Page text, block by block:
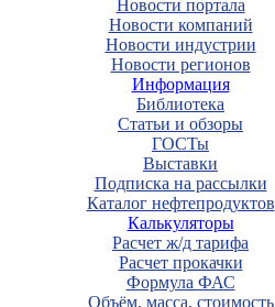
Новости портала
Новости компаний
Новости индустрии
Новости регионов
Информация
Библиотека
Статьи и обзоры
ГОСТы
Выставки
Подписка на рассылки
Каталог нефтепродуктов
Калькуляторы
Расчет ж/д тарифа
Расчет прокачки
Формула ФАС
Объём, масса, стоимость